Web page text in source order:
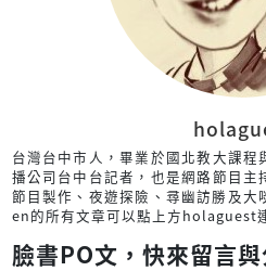
台灣台中市人，畢業於國北教大課
播公司台中台記者，也是網路節目
節目製作、夜遊探險、尋幽訪勝及
en的所有文章可以點上方holaguest
臉書PO文，快來留言與